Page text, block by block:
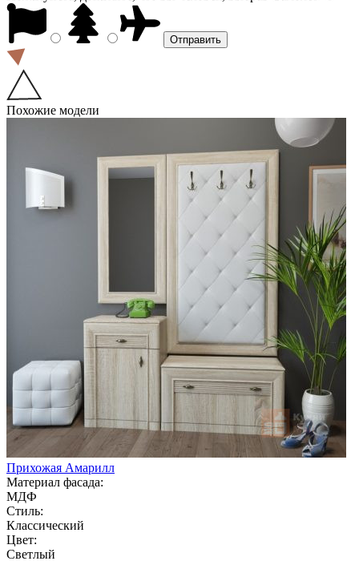
Похожие модели
Прихожая Амарилл
Материал фасада:
МДФ
Стиль:
Классический
Цвет:
Светлый